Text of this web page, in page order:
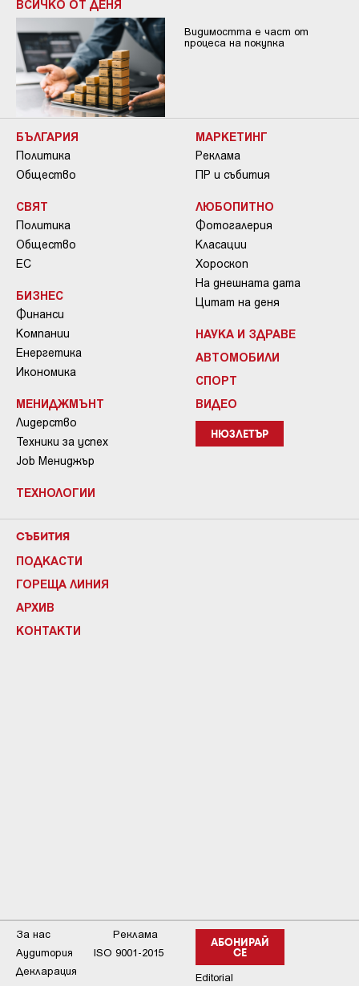
ВСИЧКО ОТ ДЕНЯ
Видимостта е част от
процеса на покупка
БЪЛГАРИЯ
Политика
Общество
СВЯТ
Политика
Общество
ЕС
БИЗНЕС
Финанси
Компании
Енергетика
Икономика
МЕНИДЖМЪНТ
Лидерство
Техники за успех
Job Мениджър
ТЕХНОЛОГИИ
МАРКЕТИНГ
Реклама
ПР и събития
ЛЮБОПИТНО
Фотогалерия
Класации
Хороскоп
На днешната дата
Цитат на деня
НАУКА И ЗДРАВЕ
АВТОМОБИЛИ
СПОРТ
ВИДЕО
НЮЗЛЕТЪР
СЪБИТИЯ
ПОДКАСТИ
ГОРЕЩА ЛИНИЯ
АРХИВ
КОНТАКТИ
АБОНИРАЙ
СЕ
Editorial
За нас
Реклама
Аудитория
ISO 9001-2015
Декларация